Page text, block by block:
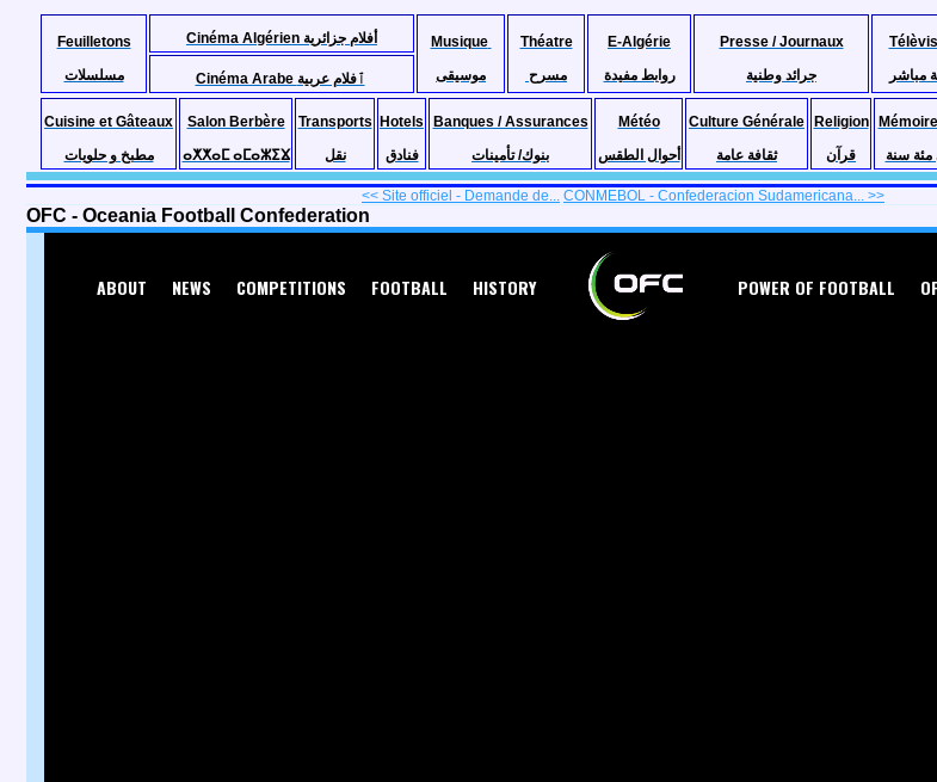
Feuilletons
مسلسلات
Cinéma Algérien أفلام جزائرية
Musique
موسيقى
Théatre
مسرح
E-Algérie
روابط مفيدة
Presse / Journaux
جرائد وطنية
مباشر
Cinéma Arabe ٱفلام عربية
Cuisine et Gâteaux
مطبخ و حلويات
Salon Berbère
ⴰⵅⵅⴰⵎ ⴰⵎⴰⵣⵉⴴ
Transports
نقل
Hotels
فنادق
Banques / Assurances
بنوك/ تأمينات
Météo
أحوال الطقس
Culture Générale
ثقافة عامة
Religion
قرآن
سنة
<< Site officiel - Demande de... CONMEBOL - Confederacion Sudamericana... >>
OFC - Oceania Football Confederation